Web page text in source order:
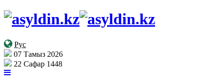
Рус
07 Тамыз 2026
22 Сафар 1448